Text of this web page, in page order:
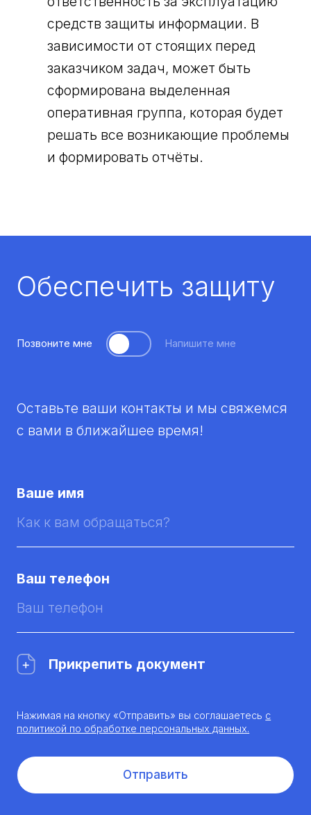
средств защиты информации. В
зависимости от стоящих перед
заказчиком задач, может быть
сформирована выделенная
оперативная группа, которая будет
решать все возникающие проблемы
и формировать отчёты.
Обеспечить защиту
Позвоните мне Напишите мне
Оставьте ваши контакты и мы свяжемся
с вами в ближайшее время!
Ваше имя
Ваш телефон
Прикрепить документ
Отправить
Нажимая на кнопку «Отправить» вы соглашаетесь с
политикой по обработке персональных данных.